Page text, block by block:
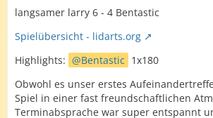
langsamer larry 6 - 4 Bentastic
Spielübersicht - lidarts.org
Highlights:
Bentastic 1x180
Obwohl es unser erstes
Spiel in einer fast freundschaftlichen
Terminabsprache war super entspannt